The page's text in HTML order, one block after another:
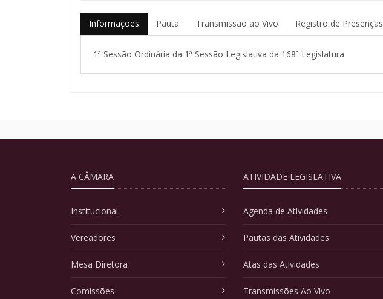
Informações Pauta Transmissão ao Vivo Registro de Presenças
1ª Sessão Ordinária da 1ª Sessão Legislativa da 168ª Legislatura
A CÂMARA
Institucional
Vereadores
Mesa Diretora
Comissões
ATIVIDADE LEGISLATIVA
Agenda de Atividades
Pautas das Atividades
Atas das Atividades
Transmissões Ao Vivo